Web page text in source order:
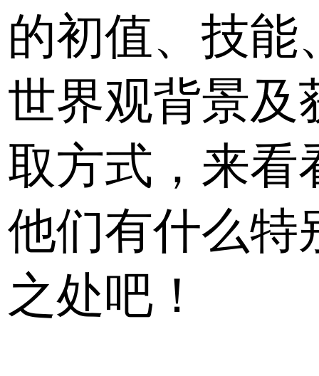
的初值、技能
世界观背景及
取方式，来看
他们有什么特
之处吧！